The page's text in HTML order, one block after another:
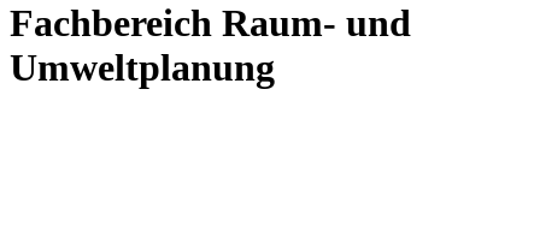
Fachbereich Raum- und
Umweltplanung